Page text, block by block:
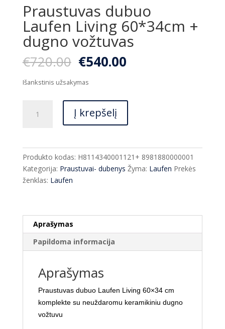
Praustuvas dubuo
Laufen Living 60*34cm +
dugno vožtuvas
€720.00 Original
price
was:
€720.00.
€540.00Current
€540.00.
Išankstinis užsakymas
kiekis:
Laufen
60*34cm
Į krepšelį
Produkto kodas: H8114340001121+ 8981880000001
Kategorija: Praustuvai- dubenys Žyma: Laufen Prekės
ženklas: Laufen
Aprašymas
Papildoma informacija
Aprašymas
Praustuvas dubuo Laufen Living 60×34 cm
komplekte su neuždaromu keramikiniu dugno
vožtuvu